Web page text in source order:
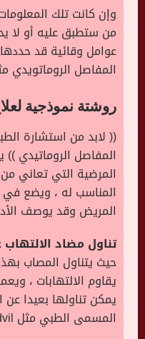
وإن كانت تلك
من ستطبق عليه أو لا
عوامل وقائية قد
المفاصل الروماتويدي
روشتة نموذجية
(( لابد من استشارة
المفاصل الروماتيدي ))
المرضية التي تعاني
المناسب له ، ويضع في
المريض وقد يوصف
تناول مضاد الالتهاب
حيث يتناول المصاب
يقاوم الالتهابات ،
يمكن تناولها بعيدا
المسمى الطبي مثل Mobic .CelebRex.AleVe.Advil